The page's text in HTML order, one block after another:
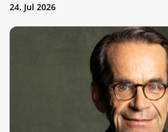
24. Jul 2026